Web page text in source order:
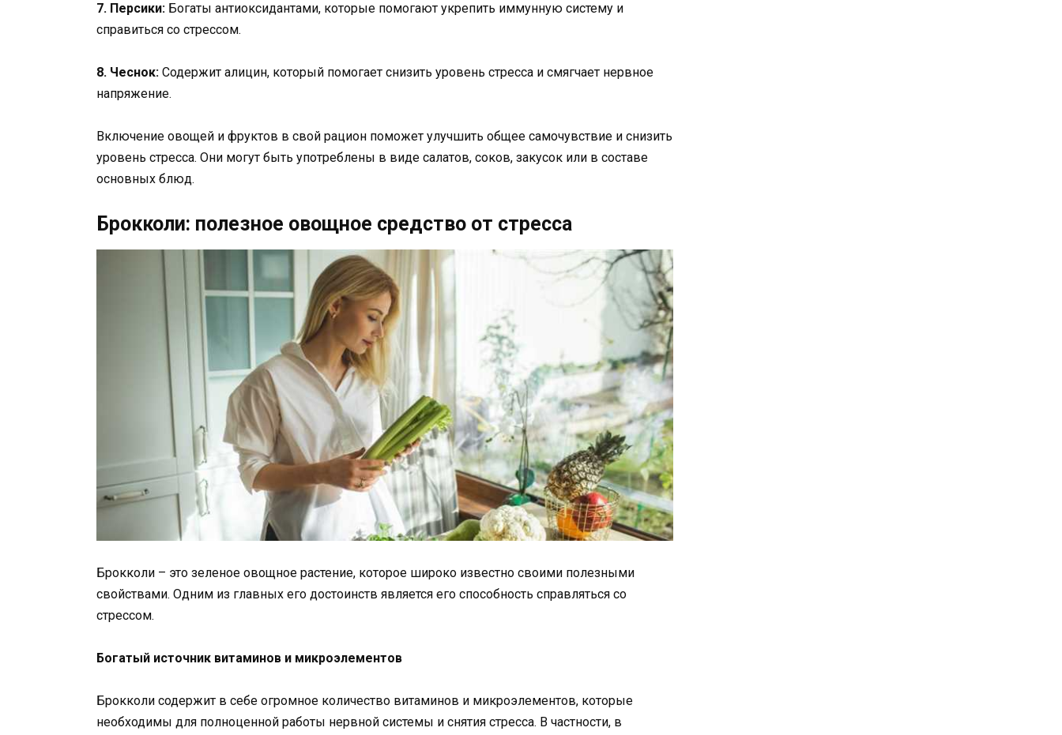
7. Персики: Богаты антиоксидантами, которые помогают укрепить иммунную систему и
справиться со стрессом.
8. Чеснок: Содержит алицин, который помогает снизить уровень стресса и смягчает нервное
напряжение.
Включение овощей и фруктов в свой рацион поможет улучшить общее самочувствие и снизить
уровень стресса. Они могут быть употреблены в виде салатов, соков, закусок или в составе
основных блюд.
Брокколи: полезное овощное средство от стресса
Брокколи – это зеленое овощное растение, которое широко известно своими полезными
свойствами. Одним из главных его достоинств является его способность справляться со
стрессом.
Богатый источник витаминов и микроэлементов
Брокколи содержит в себе огромное количество витаминов и микроэлементов, которые
необходимы для полноценной работы нервной системы и снятия стресса. В частности, в